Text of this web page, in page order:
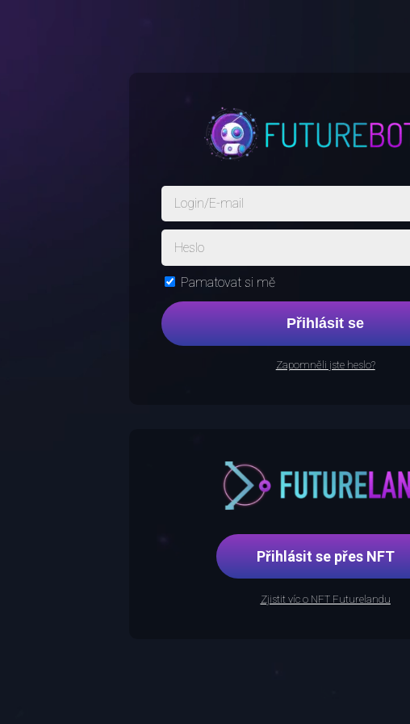
Pamatovat si mě
Přihlásit se
Zapomněli jste heslo?
Přihlásit se přes NFT
Zjistit víc o NFT Futurelandu